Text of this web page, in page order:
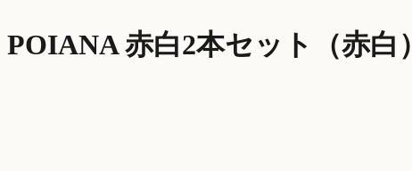
POIANA 赤白2本セット（赤白）